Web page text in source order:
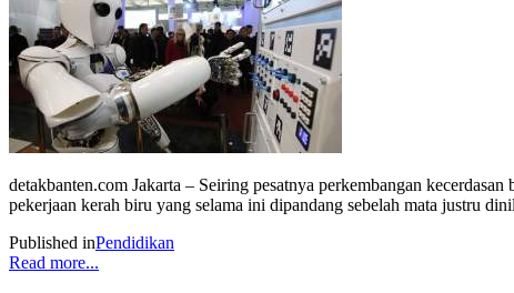
detakbanten.com Jakarta – Seiring pesatnya perkembangan
pekerjaan kerah biru yang selama ini dipandang sebelah mata justru
Published inPendidikan
Read more...